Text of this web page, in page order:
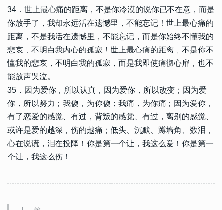
34．世上最心痛的距离，不是你冷漠的说你已不在意，而是
你放手了，我却永远活在遗憾里，不能忘记！世上最心痛的
距离，不是我活在遗憾里，不能忘记，而是你始终不懂我的
悲哀，不明白我内心的孤寂！世上最心痛的距离，不是你不
懂我的悲哀，不明白我的孤寂，而是我即使痛彻心扉，也不
能放声哭泣。
35．因为爱你，所以认真，因为爱你，所以改变；因为爱
你，所以努力；我傻，为你傻；我痛，为你痛；因为爱你，
有了恋爱的感觉、有过，背叛的感觉、有过，离别的感觉、
或许是爱的越深，伤的越痛；低头、沉默、蹲墙角、数泪，
心在说谎，泪在投降！你是第一个让，我这么爱！你是第一
个让，我这么伤！